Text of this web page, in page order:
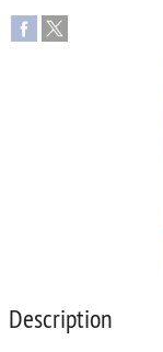
Description